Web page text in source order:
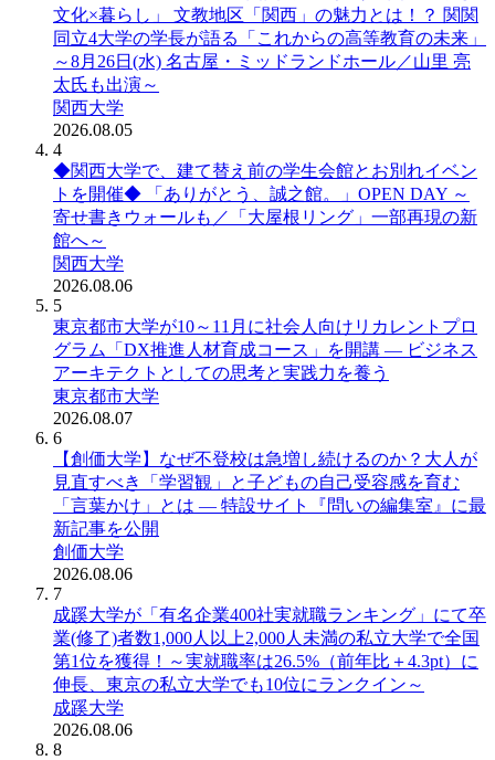
文化×暮らし」 文教地区「関西」の魅力とは！？ 関関
同立4大学の学長が語る「これからの高等教育の未来」
～8月26日(水) 名古屋・ミッドランドホール／山里 亮
太氏も出演～
関西大学
2026.08.05
4
◆関西大学で、建て替え前の学生会館とお別れイベン
トを開催◆ 「ありがとう、誠之館。」OPEN DAY ～
寄せ書きウォールも／「大屋根リング」一部再現の新
館へ～
関西大学
2026.08.06
5
東京都市大学が10～11月に社会人向けリカレントプロ
グラム「DX推進人材育成コース」を開講 ― ビジネス
アーキテクトとしての思考と実践力を養う
東京都市大学
2026.08.07
6
【創価大学】なぜ不登校は急増し続けるのか？大人が
見直すべき「学習観」と子どもの自己受容感を育む
「言葉かけ」とは ― 特設サイト『問いの編集室』に最
新記事を公開
創価大学
2026.08.06
7
成蹊大学が「有名企業400社実就職ランキング」にて卒
業(修了)者数1,000人以上2,000人未満の私立大学で全国
第1位を獲得！～実就職率は26.5%（前年比＋4.3pt）に
伸長、東京の私立大学でも10位にランクイン～
成蹊大学
2026.08.06
8